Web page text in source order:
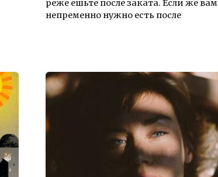
реже ешьте после заката. Если же вам
непременно нужно есть после